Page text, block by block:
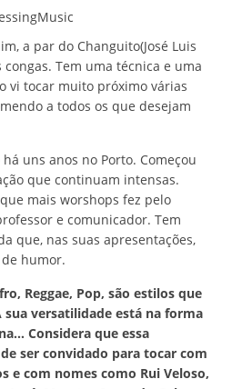
a par do Changuito(José Luis
Tem uma técnica e uma
vi tocar muito próximo várias
a todos os que desejam
uns anos no Porto. Começou
que continuam intensas.
mais worshops fez pelo
e comunicador. Tem
que, nas suas apresentações,
humor.
Reggae, Pop, são estilos que
sua versatilidade está na forma
Considera que essa
ser convidado para tocar com
e com nomes como Rui Veloso,